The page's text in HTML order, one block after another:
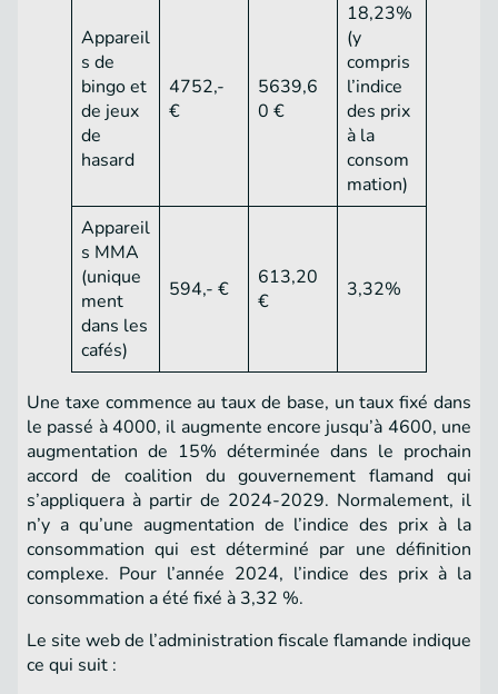
Appareil
s de
bingo et
de jeux
de
hasard
4752,-
€
5639,6
0 €
18,23%
(y
compris
l’indice
des prix
à la
consom
mation)
Appareil
s MMA
(unique
ment
dans les
cafés)
594,- €
613,20
€
3,32%
Une taxe commence au taux de base, un taux fixé dans
le passé à 4000, il augmente encore jusqu’à 4600, une
augmentation de 15% déterminée dans le prochain
accord de coalition du gouvernement flamand qui
s’appliquera à partir de 2024-2029. Normalement, il
n’y a qu’une augmentation de l’indice des prix à la
consommation qui est déterminé par une définition
complexe. Pour l’année 2024, l’indice des prix à la
consommation a été fixé à 3,32 %.
Le site web de l’administration fiscale flamande indique
ce qui suit :